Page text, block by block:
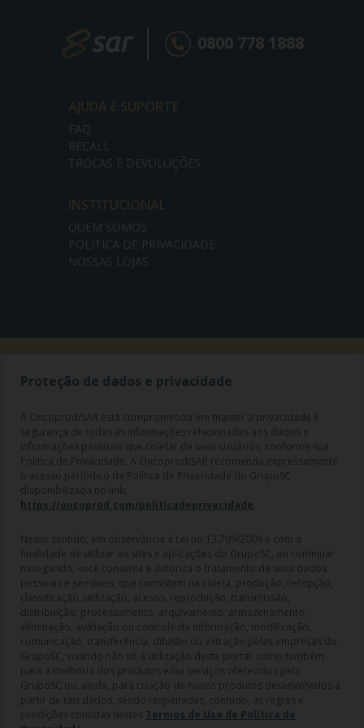
0800 778 1888
AJUDA E SUPORTE
FAQ
RECALL
TROCAS E DEVOLUÇÕES
INSTITUCIONAL
QUEM SOMOS
POLÍTICA DE PRIVACIDADE
NOSSAS LOJAS
NOME FANTASIA: SAR - MEDICAMENTOS ESPECIAIS | CNPJ:
04.307.650/0019-64 | IE: 119.242.793.110 | Endereço R: Olimpíadas, nº
100 2º andar CJ 21 22 - Vila Olímpia - SP | Cep: 04551-000 |
Farmacêutico responsável: Dra. Gislaine Lopes de Jesus - CRF/SP 47509
| AFE: 7.60997-7 | CMVS: 355030801-477-010609-1-0.
As informações contidas neste site não devem ser usadas para
automedicação e não substituem, em hipótese alguma, as orientações
dadas pelo profissional da área médica. Somente o médico está apto a
diagnosticar qualquer problema de saúde e prescrever o tratamento
adequado. Ao persistirem os sintomas, um médico deverá ser
consultado. Os preços, as promoções, o frete e as condições de
pagamento divulgados no site são válidos apenas para compras feitas
Proteção de dados e privacidade
A Oncoprod/SAR está comprometida em manter a privacidade e
segurança de todas as informações relacionadas aos dados e
informações pessoais que coletar de seus Usuários, conforme sua
Política de Privacidade. A Oncoprod/SAR recomenda expressamente
o acesso periódico da Política de Privacidade do GrupoSC
disponibilizada no link:
https://oncoprod.com/politicadeprivacidade
Nesse sentido, em observância à Lei no 13.709/2008 e com a
finalidade de utilizar os sites e aplicações do GrupoSC, ao continuar
navegando, você consente e autoriza o tratamento de seus dados
pessoais e sensíveis, que consistem na coleta, produção, recepção,
classificação, utilização, acesso, reprodução, transmissão,
distribuição, processamento, arquivamento, armazenamento,
eliminação, avaliação ou controle da informação, modificação,
comunicação, transferência, difusão ou extração pelas empresas do
GrupoSC, visando não só a utilização deste portal, como também
para a melhoria dos produtos e/ou serviços oferecidos pelo
GrupoSC ou, ainda, para criação de novos produtos desenvolvidos a
partir de tais dados, sendo respeitadas, contudo, as regras e
condições contidas nestes Termos de Uso de Política de